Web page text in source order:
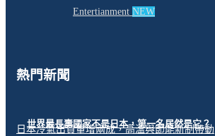
Entertianment NEW
熱門新聞
世界最長壽國家不是日本，第一名居然是它？
日本冷氣出貨量增兩成，高溫與節能新制帶動